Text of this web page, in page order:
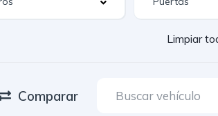
Limpiar
Comparar